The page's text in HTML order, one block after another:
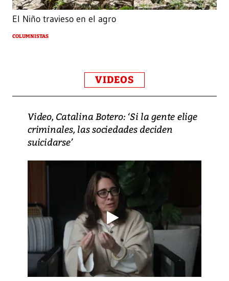
El Niño travieso en el agro
COLUMNISTAS
VIDEOS
Video, Catalina Botero: ‘Si la gente elige
criminales, las sociedades deciden
suicidarse’